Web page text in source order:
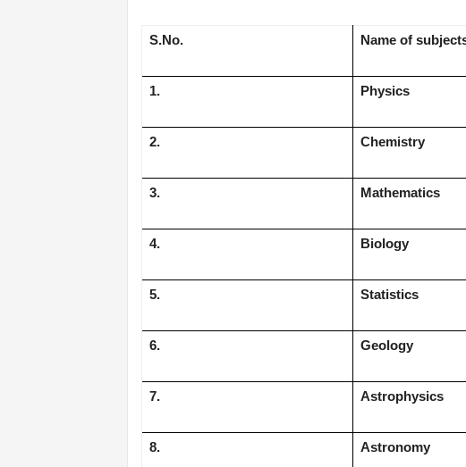
S.No. Name of
1. Physics
2. Chemistry
3. Mathematics
4. Biology
5. Statistics
6. Geology
7. Astrophysics
8. Astronomy